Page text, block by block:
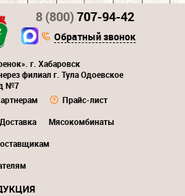
г. Хабаровск
филиал г. Тула Одоевское
№7
Прайс-лист
Доставка
Мясокомбинаты
8 (800)707-94-42
Обратный звонок